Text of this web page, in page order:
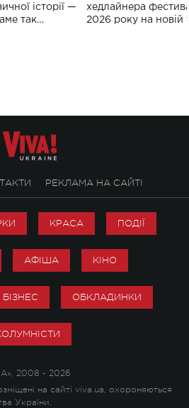
історії —
так
хедлайнера
2026 року на новій
РЕКЛАМА НА САЙТІ
КРАСА ПОДІЇ
АФІША КІНО
БІЗНЕС ОБКЛАДИНКИ
2008 - 2026
на сайті viva.ua, охороняються
України.